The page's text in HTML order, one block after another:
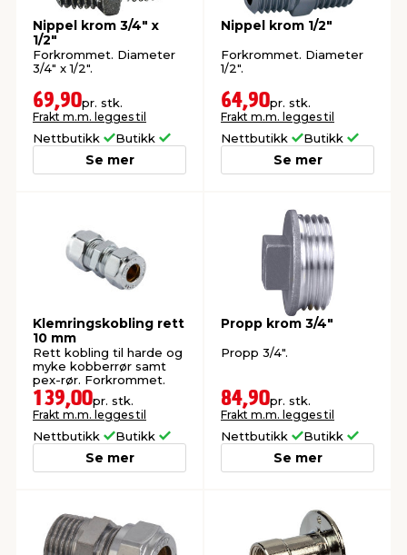
Nippel krom 3/4" x
1/2"
Forkrommet. Diameter
3/4" x 1/2".
69,90pr. stk.
Frakt m.m. legges til
Nettbutikk Butikk
Se mer
Nippel krom 1/2"
Forkrommet. Diameter
1/2".
64,90pr. stk.
Frakt m.m. legges til
Nettbutikk Butikk
Se mer
Klemringskobling rett
10 mm
Rett kobling til harde og
myke kobberrør samt
pex-rør. Forkrommet.
139,00pr. stk.
Frakt m.m. legges til
Nettbutikk Butikk
Se mer
Propp krom 3/4"
Propp 3/4".
84,90pr. stk.
Frakt m.m. legges til
Nettbutikk Butikk
Se mer